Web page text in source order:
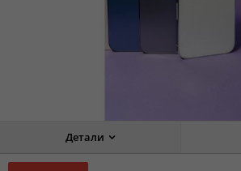
Детали